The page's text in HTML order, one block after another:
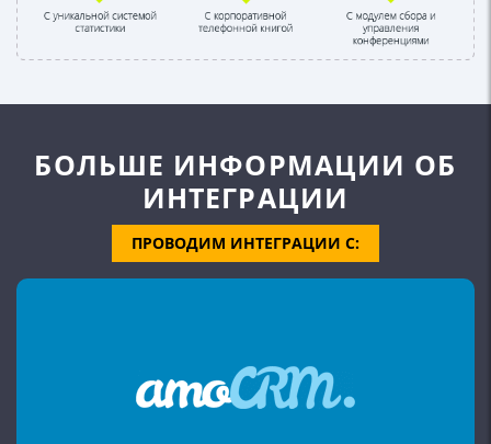
БОЛЬШЕ ИНФОРМАЦИИ ОБ
ИНТЕГРАЦИИ
ПРОВОДИМ ИНТЕГРАЦИИ С: